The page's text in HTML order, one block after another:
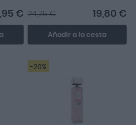
€ 19,80 €
24,75 €
Añadir a la cesta
-20%